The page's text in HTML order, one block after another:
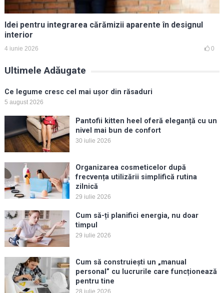
Idei pentru integrarea cărămizii aparente în designul
interior
4 iunie 2026 0
Ultimele Adăugate
Ce legume cresc cel mai ușor din răsaduri
5 august 2026
Pantofii kitten heel oferă eleganță cu un
nivel mai bun de confort
30 iulie 2026
Organizarea cosmeticelor după
frecvența utilizării simplifică rutina
zilnică
29 iulie 2026
Cum să-ți planifici energia, nu doar
timpul
29 iulie 2026
Cum să construiești un „manual
personal” cu lucrurile care funcționează
pentru tine
28 iulie 2026